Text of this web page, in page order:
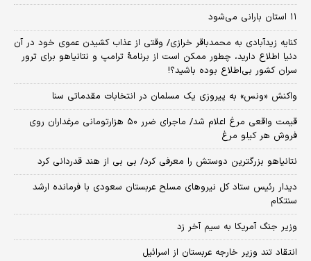
۱۱ استان بارانی می‌شود
کنایه زیدآبادی به محمدباقر خرازی/ وقتی از عذاب کشیدن عموی خود در آن
دنیا اطلاع دارید، چطور ممکن است از برنامهٔ ترامپ و نتانیاهو برای ترور
سران کشور بی‌اطلاع بوده باشید؟!
واکنش «ونس» به پیروزی یک مسلمان در انتخابات مقدماتی سنا
قیمت واقعی مرغ اعلام شد/ ماجرای ضرر ۵۰ هزارتومانی مرغداران روی
فروش هر کیلو مرغ
نتانیاهو بزرگترین دوستش را معرفی کرد/ بی بی از هند قدردانی کرد
دیدار رئیس ستاد کل نیروهای مسلح عربستان سعودی با فرمانده ارشد
سنتکام
وزیر جنگ آمریکا به سیم آخر زد
انتقاد تند وزیر خارجه عربستان از اسرائیل